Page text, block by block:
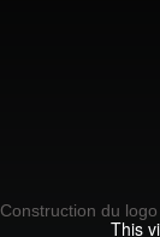
Construction du logo